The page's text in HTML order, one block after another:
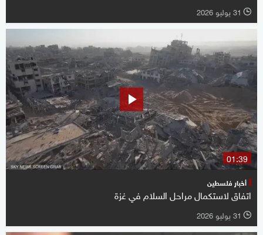
l 31 يوليو 2026
01:39
أخبار فلسطين
اتفاق لاستكمال مراحل السلام في غزة
l 31 يوليو 2026